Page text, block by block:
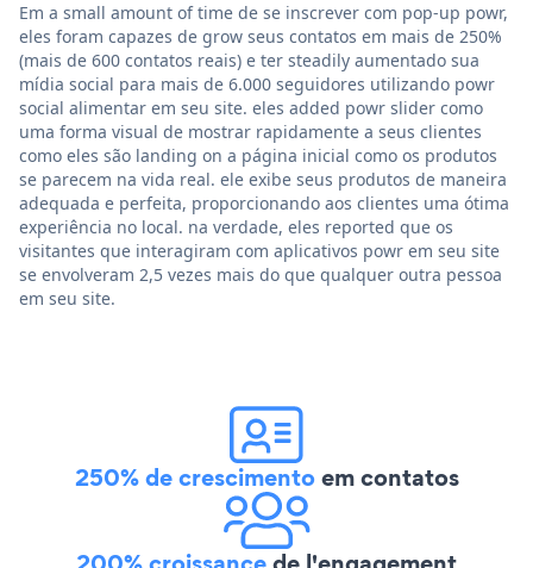
Em a small amount of time de se inscrever com pop-up powr,
eles foram capazes de grow seus contatos em mais de 250%
(mais de 600 contatos reais) e ter steadily aumentado sua
mídia social para mais de 6.000 seguidores utilizando powr
social alimentar em seu site. eles added powr slider como
uma forma visual de mostrar rapidamente a seus clientes
como eles são landing on a página inicial como os produtos
se parecem na vida real. ele exibe seus produtos de maneira
adequada e perfeita, proporcionando aos clientes uma ótima
experiência no local. na verdade, eles reported que os
visitantes que interagiram com aplicativos powr em seu site
se envolveram 2,5 vezes mais do que qualquer outra pessoa
em seu site.
250% de crescimentoem contatos